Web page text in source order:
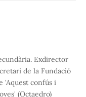
Exdirector
de la Fundació
'Aquest confús i
(Octaedro)